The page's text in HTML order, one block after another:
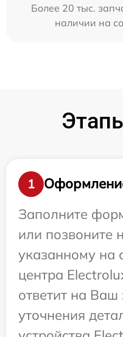
Более 20 тыс.
наличии на
1
Заполните
или позвоните
указанному на
центра
ответит на Ваш
уточнения